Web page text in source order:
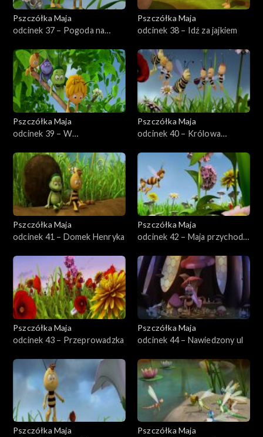
Pszczółka Maja
odcinek 37 – Pogoda na
Pszczółka Maja
odcinek 38 – Idź za jajkiem
Pszczółka Maja
odcinek 39 – W
Pszczółka Maja
odcinek 40 – Królowa
Pszczółka Maja
odcinek 41 – Domek Henryka
Pszczółka Maja
odcinek 42 – Maja przychodzi
Pszczółka Maja
odcinek 43 – Przeprowadzka
Pszczółka Maja
odcinek 44 – Nawiedzony ul
Pszczółka Maja
Pszczółka Maja